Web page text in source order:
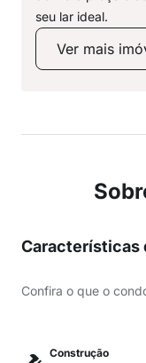
seu lar ideal.
Ver mais
Características
Confira o que o
Construção